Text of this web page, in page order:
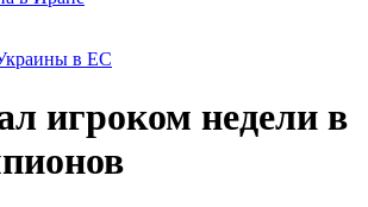
в ЕС
игроком недели в